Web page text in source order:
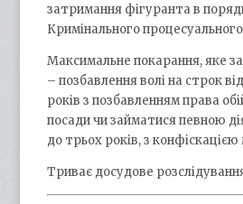
затримання фігуранта в
Кримінального
Максимальне покарання, яке
– позбавлення волі на строк
років з позбавленням права
посади чи займатися певною
до трьох років, з
Триває досудове